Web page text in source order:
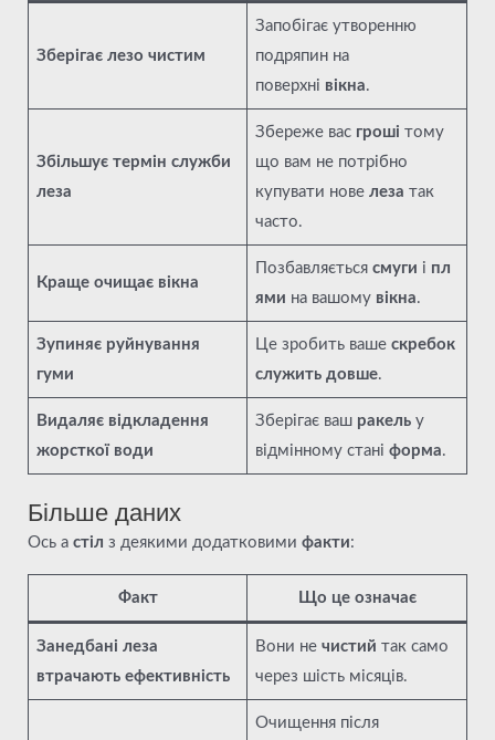
Зберігає лезо чистим
Запобігає утворенню
подряпин на
поверхні вікна.
Збільшує термін служби
леза
Збереже вас гроші тому
що вам не потрібно
купувати новелеза так
часто.
Краще очищає вікна
Позбавляєтьсясмуги і пл
ями на вашому вікна.
Зупиняє руйнування
гуми
Це зробить вашескребок
служить довше.
Видаляє відкладення
жорсткої води
Зберігає ваш ракель у
відмінному станіформа.
Більше даних
Ось а стіл з деякими додатковими факти:
Факт Що це означає
Занедбані леза
втрачають ефективність
Вони нечистий так само
через шість місяців.
Очищення після